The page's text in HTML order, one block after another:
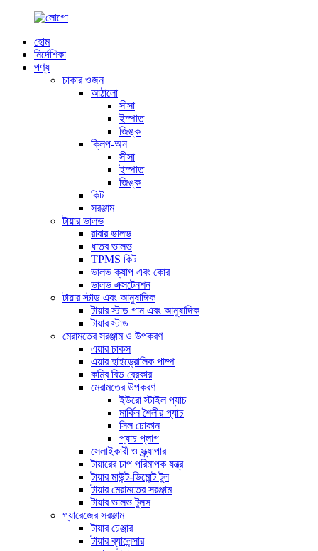
হোম
নির্দেশিকা
পণ্য
চাকার ওজন
আঠালো
সীসা
ইস্পাত
জিঙ্ক
ক্লিপ-অন
সীসা
ইস্পাত
জিঙ্ক
কিট
সরঞ্জাম
টায়ার ভালভ
রাবার ভালভ
ধাতব ভালভ
TPMS কিট
ভালভ ক্যাপ এবং কোর
ভালভ এক্সটেনশন
টায়ার স্টাড এবং আনুষাঙ্গিক
টায়ার স্টাড গান এবং আনুষাঙ্গিক
টায়ার স্টাড
মেরামতের সরঞ্জাম ও উপকরণ
এয়ার চাকস
এয়ার হাইড্রোলিক পাম্প
কম্বি বিড ব্রেকার
মেরামতের উপকরণ
ইউরো স্টাইল প্যাচ
মার্কিন শৈলীর প্যাচ
সিল ঢোকান
প্যাচ প্লাগ
সেলাইকারী ও স্ক্র্যাপার
টায়ারের চাপ পরিমাপক যন্ত্র
টায়ার মাউন্ট-ডিমোন্ট টুল
টায়ার মেরামতের সরঞ্জাম
টায়ার ভালভ টুলস
গ্যারেজের সরঞ্জাম
টায়ার চেঞ্জার
টায়ার ব্যালেন্সার